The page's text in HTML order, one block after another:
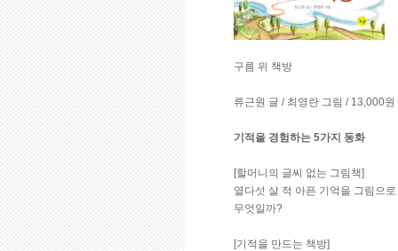
구름 위 책방
류근원 글 / 최영란 그림 / 13,000원
기적을 경험하는 5가지 동화
[할머니의 글씨 없는 그림책]
열다섯 살 적 아픈 기억을 그림으
무엇일까?
[기적을 만드는 책방]